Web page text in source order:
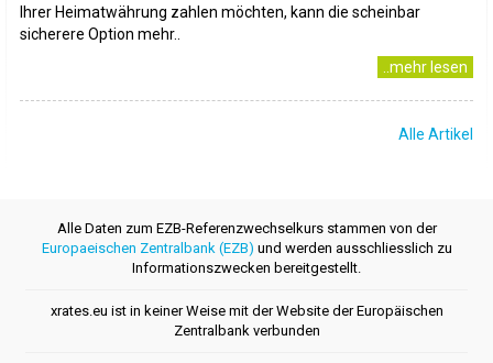
Ihrer Heimatwährung zahlen möchten, kann die scheinbar
sicherere Option mehr..
..mehr lesen
Alle Artikel
Alle Daten zum EZB-Referenzwechselkurs stammen von der
Europaeischen Zentralbank (EZB) und werden ausschliesslich zu
Informationszwecken bereitgestellt.
xrates.eu ist in keiner Weise mit der Website der Europäischen
Zentralbank verbunden